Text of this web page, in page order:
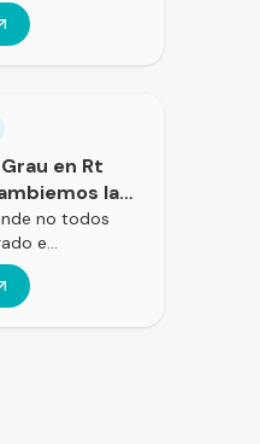
en Rt
la
la
en Chile
no todos
e…